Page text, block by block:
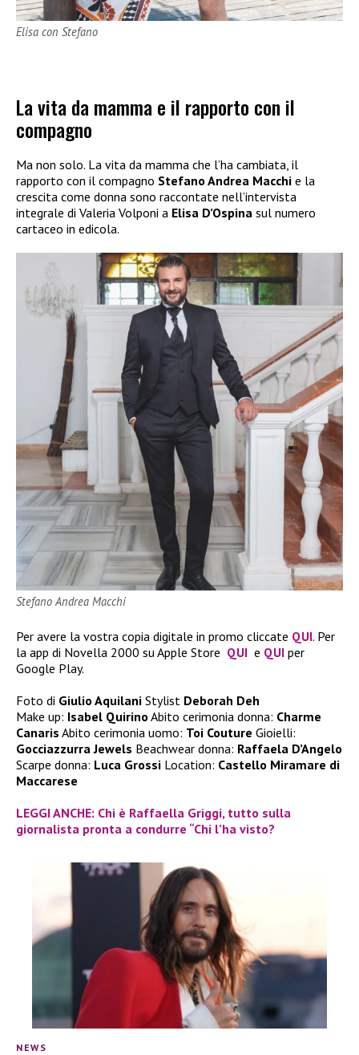
Elisa con Stefano
La vita da mamma e il rapporto con il
compagno
Ma non solo. La vita da mamma che l’ha cambiata, il
rapporto con il compagno Stefano Andrea Macchi e la
crescita come donna sono raccontate nell’intervista
integrale di Valeria Volponi a Elisa D’Ospina sul numero
cartaceo in edicola.
Stefano Andrea Macchi
Per avere la vostra copia digitale in promo cliccate QUI. Per
la app di Novella 2000 su Apple Store QUI e QUI per
Google Play.
Foto di Giulio Aquilani Stylist Deborah Deh
Make up: Isabel Quirino Abito cerimonia donna: Charme
Canaris Abito cerimonia uomo: Toi Couture Gioielli:
Gocciazzurra Jewels Beachwear donna: Raffaela D’Angelo
Scarpe donna: Luca Grossi Location: Castello Miramare di
Maccarese
LEGGI ANCHE: Chi è Raffaella Griggi, tutto sulla
giornalista pronta a condurre “Chi l’ha visto?
NEWS